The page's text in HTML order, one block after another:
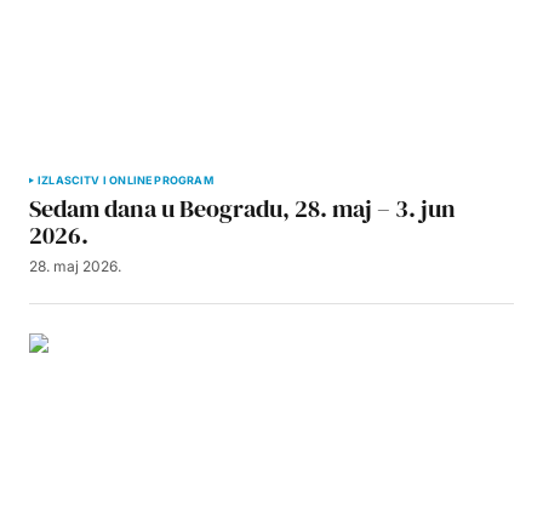
IZLASCITV I ONLINE PROGRAM
Sedam dana u Beogradu, 28. maj – 3. jun
2026.
28. maj 2026.